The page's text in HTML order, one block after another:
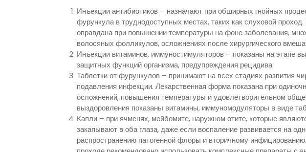
Инъекции антибиотиков – назначают при обширных гнойных
фурункула в труднодоступных местах, таких как слуховой
оправдана при повышении температуры на фоне заболевания,
волосяных фолликулов, осложнениях после хирургического
Инъекции витаминов, иммуностимуляторов – показаны на этапе
защитных функций организма, предупреждения рецидива.
Таблетки от фурункулов – принимают на всех стадиях развития
подавления инфекции. Лекарственная форма показана при
осложнений, повышения температуры и удовлетворительном
выздоровления показаны витамины, иммуномодуляторы в виде
Капли – при ячменях, мейбомите, наружном отите, которые
закапывают в оба глаза, даже если воспаление развивается на
распространению патогенной флоры и вторичному